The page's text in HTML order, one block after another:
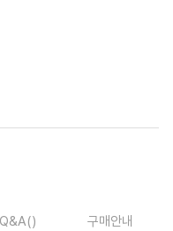
Q&A() 구매안내